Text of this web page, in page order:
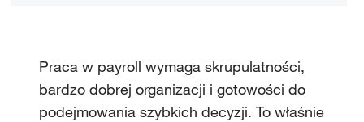
Praca w payroll wymaga skrupulatności,
bardzo dobrej organizacji i gotowości do
podejmowania szybkich decyzji. To właśnie